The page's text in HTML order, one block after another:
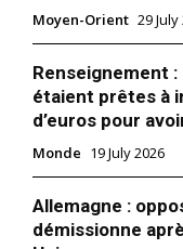
Moyen-Orient 29 July
Renseignement :
étaient prêtes à
d’euros pour
Monde 19 July 2026
Allemagne :
démissionne